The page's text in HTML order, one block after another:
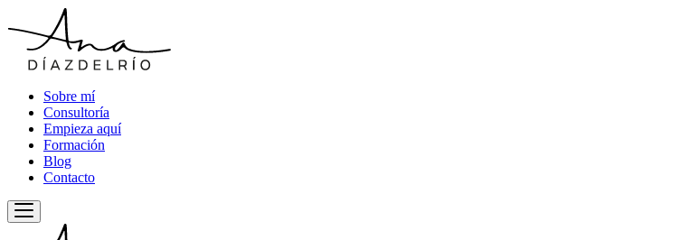
Sobre mí
Consultoría
Empieza aquí
Formación
Blog
Contacto